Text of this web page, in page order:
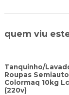
quem viu
Tanquinho/
Roupas
Colormaq 10kg
(220v)